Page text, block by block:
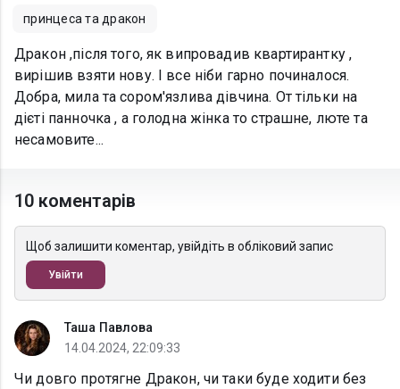
принцеса та дракон
Дракон ,після того, як випровадив квартирантку ,
вирішив взяти нову. I все нiби гарно починалося.
Добра, мила та сором'язлива дівчина. От тільки на
дієті панночка , а голодна жінка то страшне, люте та
несамовите...
10 коментарів
Щоб залишити коментар, увійдіть в обліковий запис
Увійти
Таша Павлова
14.04.2024, 22:09:33
Чи довго протягне Дракон, чи таки буде ходити без